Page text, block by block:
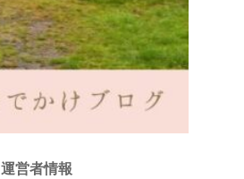
運営者情報